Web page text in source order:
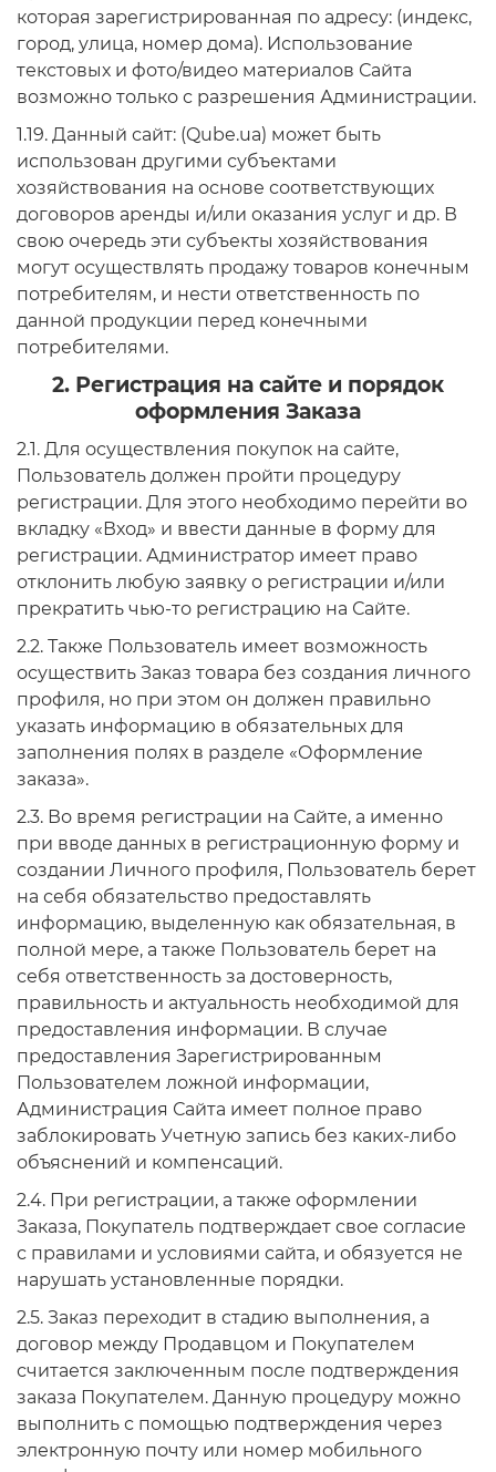
которая зарегистрированная по адресу: (индекс,
город, улица, номер дома). Использование
текстовых и фото/видео материалов Сайта
возможно только с разрешения Администрации.
1.19. Данный сайт: (Qube.ua) может быть
использован другими субъектами
хозяйствования на основе соответствующих
договоров аренды и/или оказания услуг и др. В
свою очередь эти субъекты хозяйствования
могут осуществлять продажу товаров конечным
потребителям, и нести ответственность по
данной продукции перед конечными
потребителями.
2. Регистрация на сайте и порядок
оформления Заказа
2.1. Для осуществления покупок на сайте,
Пользователь должен пройти процедуру
регистрации. Для этого необходимо перейти во
вкладку «Вход» и ввести данные в форму для
регистрации. Администратор имеет право
отклонить любую заявку о регистрации и/или
прекратить чью-то регистрацию на Сайте.
2.2. Также Пользователь имеет возможность
осуществить Заказ товара без создания личного
профиля, но при этом он должен правильно
указать информацию в обязательных для
заполнения полях в разделе «Оформление
заказа».
2.3. Во время регистрации на Сайте, а именно
при вводе данных в регистрационную форму и
создании Личного профиля, Пользователь берет
на себя обязательство предоставлять
информацию, выделенную как обязательная, в
полной мере, а также Пользователь берет на
себя ответственность за достоверность,
правильность и актуальность необходимой для
предоставления информации. В случае
предоставления Зарегистрированным
Пользователем ложной информации,
Администрация Сайта имеет полное право
заблокировать Учетную запись без каких-либо
объяснений и компенсаций.
2.4. При регистрации, а также оформлении
Заказа, Покупатель подтверждает свое согласие
с правилами и условиями сайта, и обязуется не
нарушать установленные порядки.
2.5. Заказ переходит в стадию выполнения, а
договор между Продавцом и Покупателем
считается заключенным после подтверждения
заказа Покупателем. Данную процедуру можно
выполнить с помощью подтверждения через
электронную почту или номер мобильного